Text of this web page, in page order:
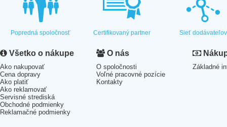
Popredná spoločnosť Certifikovaný partner Sieť dodávateľov
Všetko o nákupe
Ako nakupovať
Cena dopravy
Ako platiť
Ako reklamovať
Servisné strediská
Obchodné podmienky
Reklamačné podmienky
O nás
O spoločnosti
Voľné pracovné pozície
Kontakty
Základné